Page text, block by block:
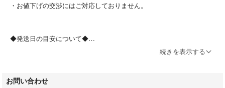
こちらの商品はラクマ公式パートナーのBrandear（ブランディア）によっ
ご了承ください。
・お値下げの交渉にはご対応しておりません。
◆発送日の目安について◆
ご入金確認後、0-4営業日程度で配送を行っております。続きを表示する
お問い合わせ